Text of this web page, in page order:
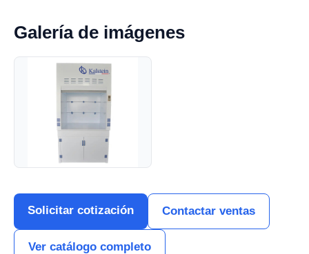
Galería de imágenes
Solicitar cotización Contactar ventas
Ver catálogo completo